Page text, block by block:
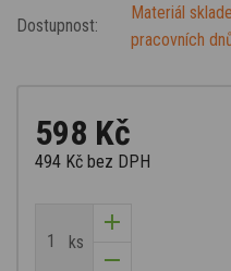
Dostupnost:
Materiál
pracovních
598 Kč
494 Kč bez DPH
ks